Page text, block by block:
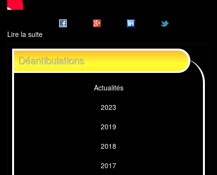
Lire la suite
2012
Déantibulations
Actualités
2023
2019
2018
2017